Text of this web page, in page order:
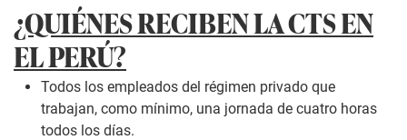
¿QUIÉNES RECIBEN LA CTS EN
EL PERÚ?
Todos los empleados del régimen privado que
trabajan, como mínimo, una jornada de cuatro horas
todos los días.